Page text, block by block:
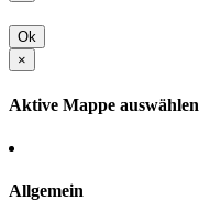
Ok
×
Aktive Mappe auswählen
Allgemein